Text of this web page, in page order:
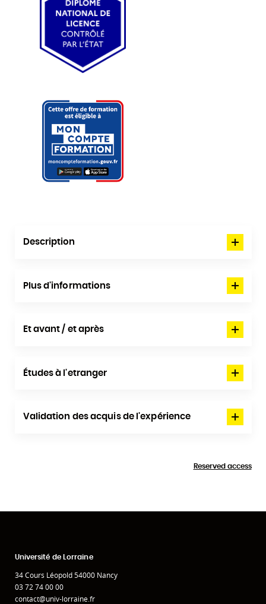
Description
Plus d'informations
Et avant / et après
Études à l'etranger
Validation des acquis de l'expérience
Reserved access
Université de Lorraine
34 Cours Léopold 54000 Nancy
03 72 74 00 00
contact@univ-lorraine.fr